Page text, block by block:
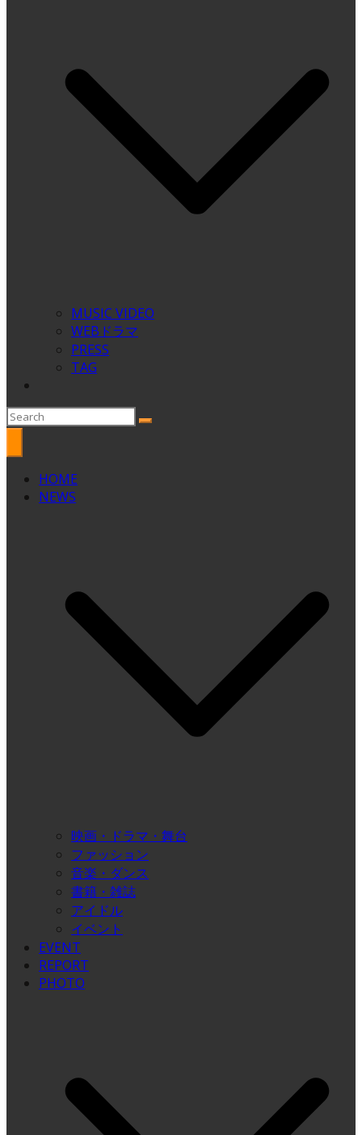
MUSIC VIDEO
WEBドラマ
PRESS
TAG
HOME
NEWS
映画・ドラマ・舞台
ファッション
音楽・ダンス
書籍・雑誌
アイドル
イベント
EVENT
REPORT
PHOTO